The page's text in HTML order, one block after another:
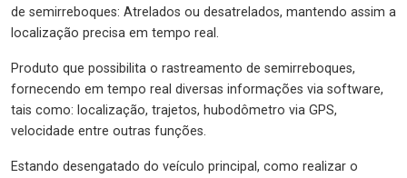
de semirreboques: Atrelados ou desatrelados, mantendo assim a
localização precisa em tempo real.
Produto que possibilita o rastreamento de semirreboques,
fornecendo em tempo real diversas informações via software,
tais como: localização, trajetos, hubodômetro via GPS,
velocidade entre outras funções.
Estando desengatado do veículo principal, como realizar o